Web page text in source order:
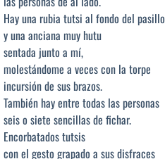
Hay una rubia tutsi al fondo del pasillo
y una anciana muy hutu
sentada junto a mí,
molestándome a veces con la torpe
incursión de sus brazos.
También hay entre todas las personas
seis o siete sencillas de fichar.
Encorbatados tutsis
con el gesto grapado a sus disfraces